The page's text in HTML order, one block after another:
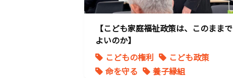
【こども家庭福祉政策は、このままで
よいのか】
こどもの権利
こども政策
命を守る
養子縁組